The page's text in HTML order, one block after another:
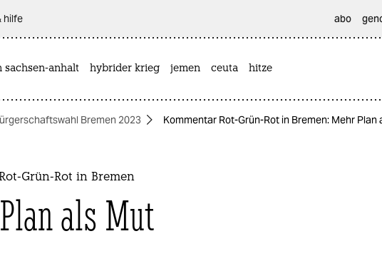
hilfe abo
sachsen-anhalt hybrider krieg jemen ceuta hitze
Bremen 2023 Kommentar Rot-Grün-Rot in Bremen: Mehr Plan
Grün-Rot in Bremen
als Mut